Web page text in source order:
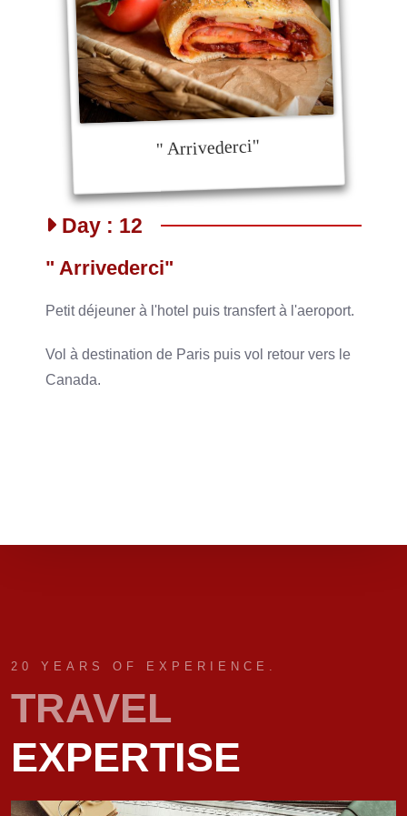
" Arrivederci"
Day : 12
" Arrivederci"
Petit déjeuner à l'hotel puis transfert à l'aeroport.
Vol à destination de Paris puis vol retour vers le
Canada.
20 YEARS OF EXPERIENCE.
TRAVEL
EXPERTISE